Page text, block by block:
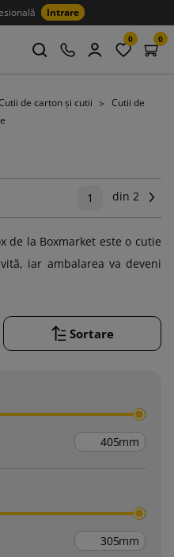
Intrare
0 0
de carton și cutii
Cutii de
1 din 2
de la Boxmarket este o cutie
iar ambalarea va deveni
Sortare
mm
mm